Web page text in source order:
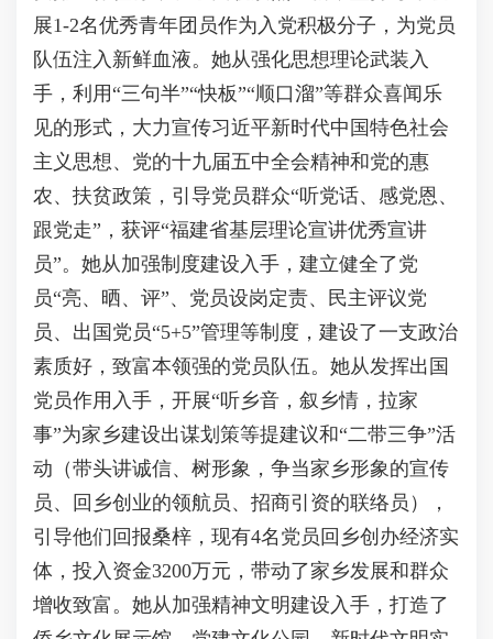
展1-2名优秀青年团员作为入党积极分子，为党员
队伍注入新鲜血液。她从强化思想理论武装入
手，利用“三句半”“快板”“顺口溜”等群众喜闻乐
见的形式，大力宣传习近平新时代中国特色社会
主义思想、党的十九届五中全会精神和党的惠
农、扶贫政策，引导党员群众“听党话、感党恩、
跟党走”，获评“福建省基层理论宣讲优秀宣讲
员”。她从加强制度建设入手，建立健全了党
员“亮、晒、评”、党员设岗定责、民主评议党
员、出国党员“5+5”管理等制度，建设了一支政治
素质好，致富本领强的党员队伍。她从发挥出国
党员作用入手，开展“听乡音，叙乡情，拉家
事”为家乡建设出谋划策等提建议和“二带三争”活
动（带头讲诚信、树形象，争当家乡形象的宣传
员、回乡创业的领航员、招商引资的联络员），
引导他们回报桑梓，现有4名党员回乡创办经济实
体，投入资金3200万元，带动了家乡发展和群众
增收致富。她从加强精神文明建设入手，打造了